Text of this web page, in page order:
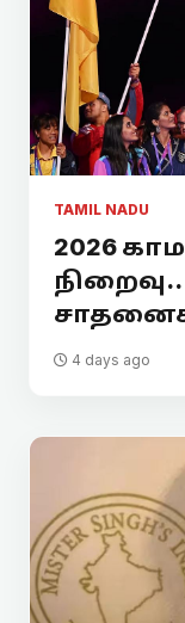
TAMIL NADU
2026
4 days ago